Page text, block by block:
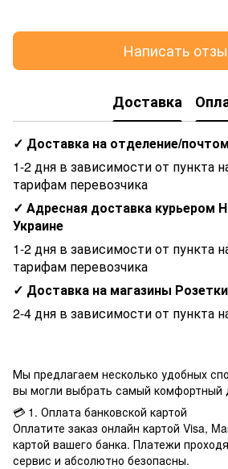
Написать
Доставка
✓ Доставка на отделение/
1-2 дня в зависимости от пункта
тарифам перевозчика
✓ Адресная доставка курьером
Украине
1-2 дня в зависимости от пункта
тарифам перевозчика
✓ Доставка на магазины Розетки
2-4 дня в зависимости от пункта
Мы предлагаем несколько удобных
вы могли выбрать самый комфортный
💳 1. Оплата банковской картой
Оплатите заказ онлайн картой Visa,
картой вашего банка. Платежи
сервис и абсолютно безопасны.